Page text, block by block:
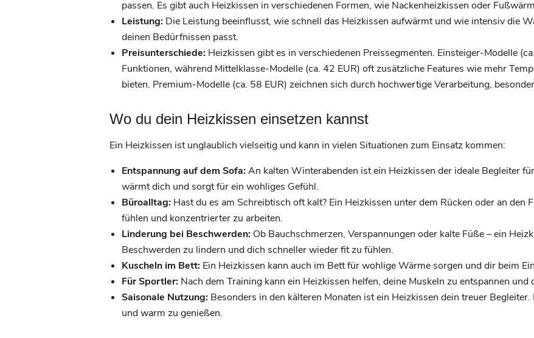
passen. Es gibt auch Heizkissen in verschiedenen Formen, wie Nackenheizkissen oder
Leistung: Die Leistung beeinflusst, wie schnell das Heizkissen aufwärmt und wie intensiv die
deinen Bedürfnissen passt.
Preisunterschiede: Heizkissen gibt es in verschiedenen Preissegmenten. Einsteiger-Modelle
Funktionen, während Mittelklasse-Modelle (ca. 42 EUR) oft zusätzliche Features wie mehr
bieten. Premium-Modelle (ca. 58 EUR) zeichnen sich durch hochwertige Verarbeitung,
Wo du dein Heizkissen einsetzen kannst
Ein Heizkissen ist unglaublich vielseitig und kann in vielen Situationen zum Einsatz kommen:
Entspannung auf dem Sofa:An kalten Winterabenden ist ein Heizkissen der ideale Begleiter
wärmt dich und sorgt für ein wohliges Gefühl.
Büroalltag: Hast du es am Schreibtisch oft kalt? Ein Heizkissen unter dem Rücken oder an den
fühlen und konzentrierter zu arbeiten.
Linderung bei Beschwerden: Ob Bauchschmerzen, Verspannungen oder kalte Füße – ein
Beschwerden zu lindern und dich schneller wieder fit zu fühlen.
Kuscheln im Bett: Ein Heizkissen kann auch im Bett für wohlige Wärme sorgen und dir beim
Für Sportler: Nach dem Training kann ein Heizkissen helfen, deine Muskeln zu entspannen und
Saisonale Nutzung: Besonders in den kälteren Monaten ist ein Heizkissen dein treuer
und warm zu genießen.